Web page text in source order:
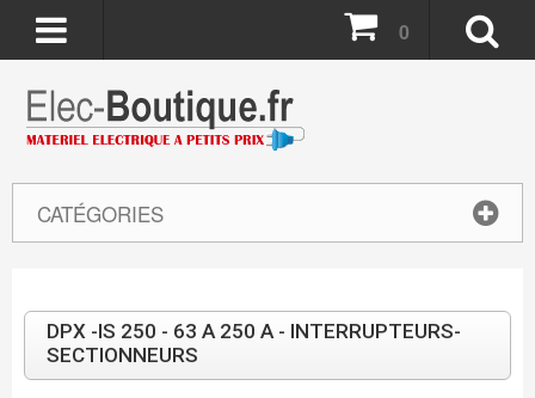
CATÉGORIES
0
DPX -IS 250 - 63 A 250 A - INTERRUPTEURS-
SECTIONNEURS